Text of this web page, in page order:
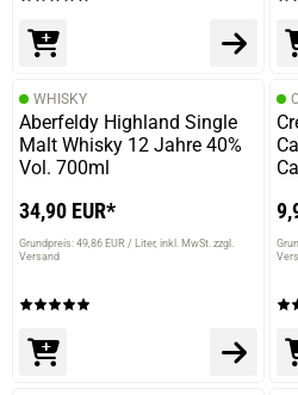
WHISKY
Aberfeldy Highland Single
Malt Whisky 12 Jahre 40%
Vol. 700ml
34,90 EUR*
Grundpreis: 49,86 EUR / Liter inkl. MwSt. zzgl.
Versand